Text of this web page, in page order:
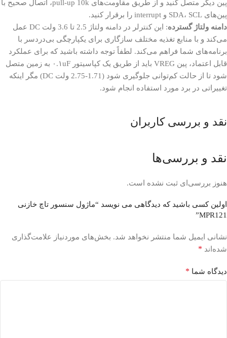
پین دیگر متصل کنید و از طریق مقاومت‌های pull-up 10k، اتصال صحیح با
پین‌های SDA، SCL و interrupt را برقرار کنید.
دامنه ولتاژ گسترده
: این کنترلر در دامنه ولتاژ 2.5 تا 3.6 ولت DC عمل
می‌کند و با منابع تغذیه مختلف سازگاری برای یکپارچگی بی‌دردسر با
برنامه‌های شما فراهم می‌کند. لطفاً توجه داشته باشید که برای عملکرد
قابل اعتماد، پین VREG باید از طریق یک کپاسیتور ۰.۱uF به زمین متصل
شود تا از حالت کم‌توانی جلوگیری شود (1.71-2.75 ولت DC) مگر اینکه
تغییراتی در برد مورد استفاده انجام شود.
نقد و بررسی کاربران
نقد و بررسی‌ها
هنوز بررسی‌ای ثبت نشده است.
اولین کسی باشید که دیدگاهی می نویسد “ماژول سنسور تاچ خازنی
MPR121”
نشانی ایمیل شما منتشر نخواهد شد. بخش‌های موردنیاز علامت‌گذاری
شده‌اند *
دیدگاه شما *